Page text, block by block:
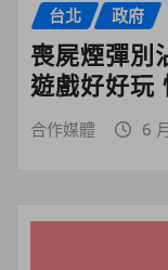
台北 政府
喪屍煙彈別
遊戲好好玩
合作媒體 6